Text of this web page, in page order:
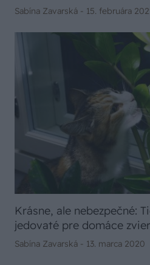
Sabína Zavarská - 15. februára
Krásne, ale nebezpečné:
jedovaté pre domáce
Sabína Zavarská - 13. marca 2020